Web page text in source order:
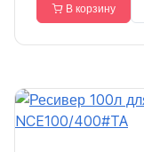
В корзину